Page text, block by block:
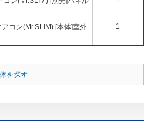
コン(Mr.SLIM) [本体]室外
1
を探す